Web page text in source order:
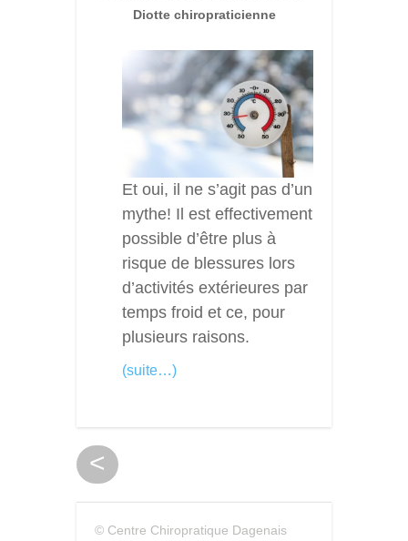
Diotte chiropraticienne
Et oui, il ne s’agit pas d’un
mythe! Il est effectivement
possible d’être plus à
risque de blessures lors
d’activités extérieures par
temps froid et ce, pour
plusieurs raisons.
(suite…)
<
© Centre Chiropratique Dagenais